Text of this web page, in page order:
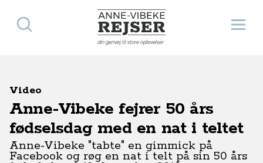
Anne-Vibeke Rejser
din genvej til store oplevelser
Åbn
Søg
Video
Anne-Vibeke fejrer 50 års
fødselsdag med en nat i teltet
Anne-Vibeke "tabte" en gimmick på
Facebook og røg en nat i telt på sin 50 års